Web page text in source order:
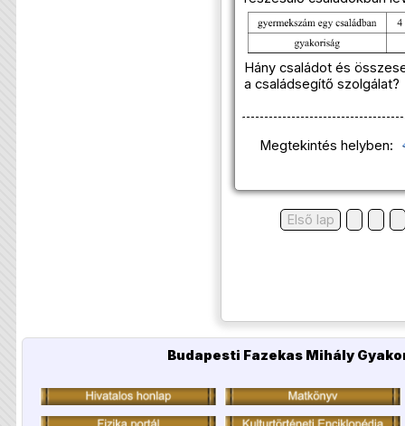
Hány családot és
a családsegítő szolgálat?
Megtekintés helyben:
Első lap
Budapesti Fazekas Mihály